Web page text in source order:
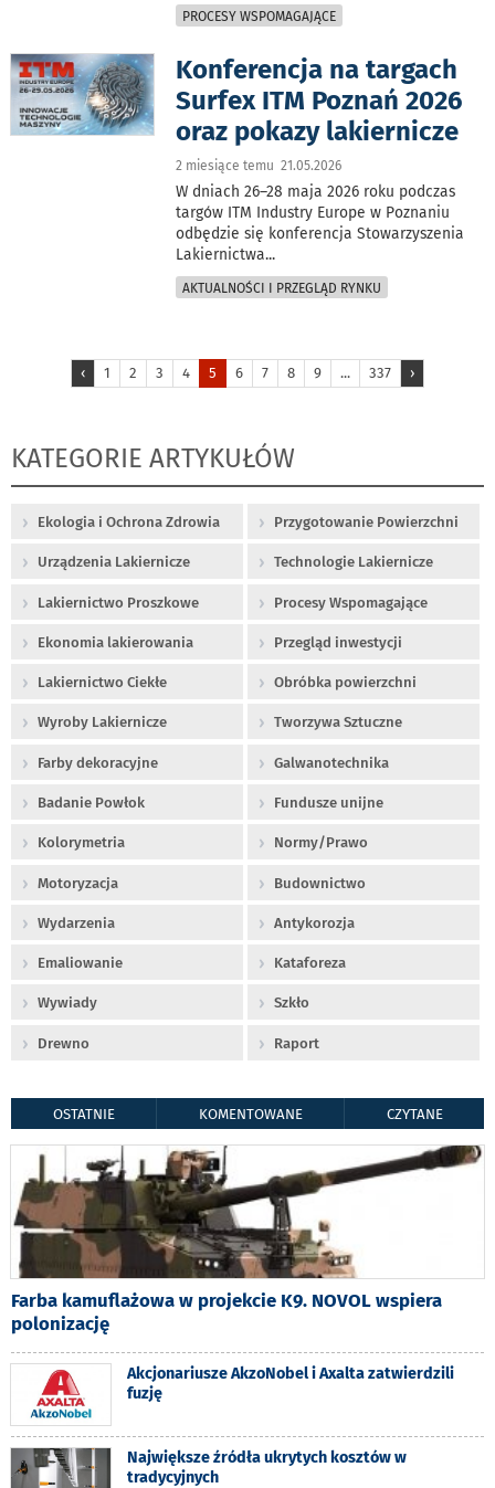
PROCESY WSPOMAGAJĄCE
Konferencja na targach
Surfex ITM Poznań 2026
oraz pokazy lakiernicze
2 miesiące temu 21.05.2026
W dniach 26–28 maja 2026 roku podczas
targów ITM Industry Europe w Poznaniu
odbędzie się konferencja Stowarzyszenia
Lakiernictwa...
AKTUALNOŚCI I PRZEGLĄD RYNKU
‹ 1 2 3 4 5 6 7 8 9 ... 337 ›
KATEGORIE ARTYKUŁÓW
Ekologia i Ochrona Zdrowia Przygotowanie Powierzchni
Urządzenia Lakiernicze Technologie Lakiernicze
Lakiernictwo Proszkowe Procesy Wspomagające
Ekonomia lakierowania Przegląd inwestycji
Lakiernictwo Ciekłe Obróbka powierzchni
Wyroby Lakiernicze Tworzywa Sztuczne
Farby dekoracyjne Galwanotechnika
Badanie Powłok Fundusze unijne
Kolorymetria Normy/Prawo
Motoryzacja Budownictwo
Wydarzenia Antykorozja
Emaliowanie Kataforeza
Wywiady Szkło
Drewno Raport
OSTATNIE KOMENTOWANE CZYTANE
Farba kamuflażowa w projekcie K9. NOVOL wspiera
polonizację
Akcjonariusze AkzoNobel i Axalta zatwierdzili
fuzję
Największe źródła ukrytych kosztów w
tradycyjnych